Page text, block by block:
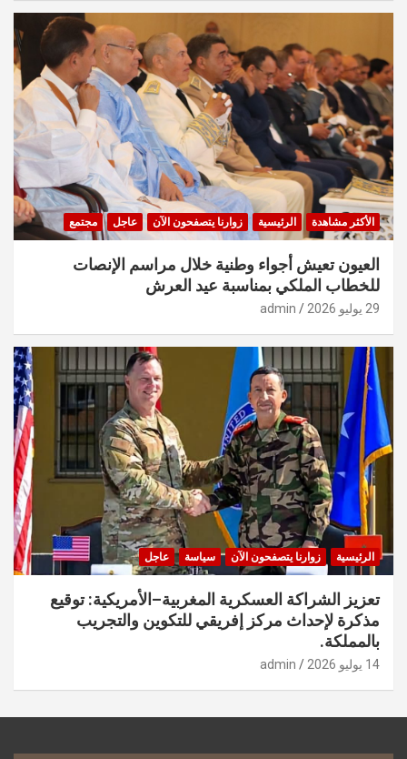
الأكثر مشاهدة الرئيسية زوارنا يتصفحون الآن عاجل مجتمع
العيون تعيش أجواء وطنية خلال مراسم الإنصات
للخطاب الملكي بمناسبة عيد العرش
29 يوليو 2026 admin
الرئيسية زوارنا يتصفحون الآن سياسة عاجل
تعزيز الشراكة العسكرية المغربية–الأمريكية: توقيع
مذكرة لإحداث مركز إفريقي للتكوين والتجريب
بالمملكة.
14 يوليو 2026 admin